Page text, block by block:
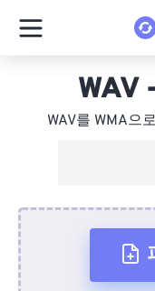
WAV
WAV를 WMA으